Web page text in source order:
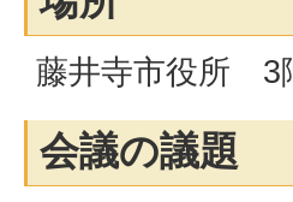
藤井寺市役所
会議の議題